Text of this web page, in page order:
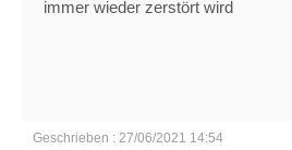
immer wieder zerstört wird
Geschrieben : 27/06/2021 14:54